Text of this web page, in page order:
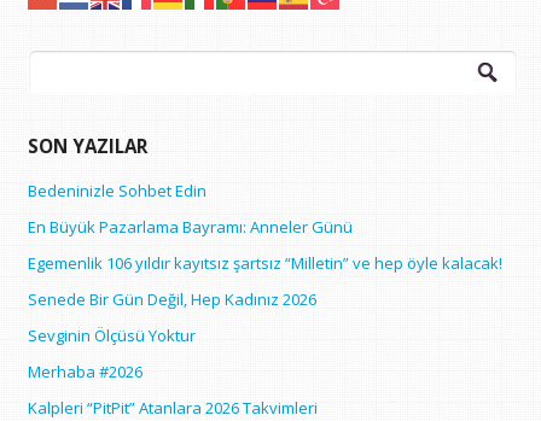
Arama:
SON YAZILAR
Bedeninizle Sohbet Edin
En Büyük Pazarlama Bayramı: Anneler Günü
Egemenlik 106 yıldır kayıtsız şartsız “Milletin” ve hep öyle kalacak!
Senede Bir Gün Değil, Hep Kadınız 2026
Sevginin Ölçüsü Yoktur
Merhaba #2026
Kalpleri “PitPit” Atanlara 2026 Takvimleri